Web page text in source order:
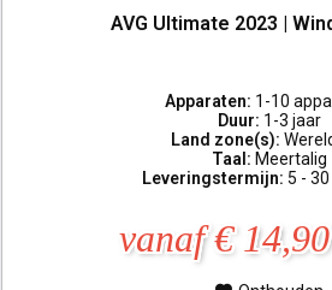
AVG Ultimate 2023 |
Apparaten: 1-10
Duur: 1-3 jaar
Land zone(s):
Taal: Meertalig
Leveringstermijn: 5 -
vanaf €